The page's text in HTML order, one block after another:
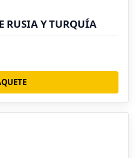
RUSIA Y TURQUÍA